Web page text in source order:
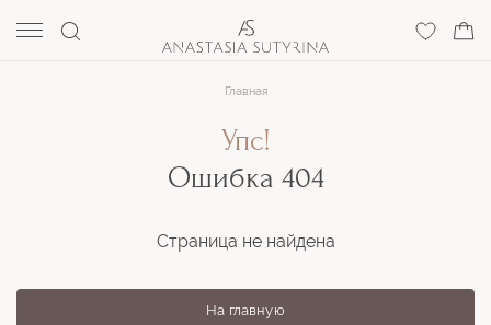
Главная
Упс!
Ошибка 404
Страница не найдена
На главную